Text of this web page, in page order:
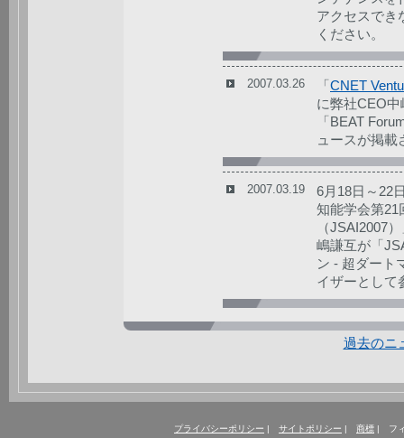
アクセスでき
ください。
2007.03.26 「CNET
に弊社CEO
「BEAT
ュースが掲載
2007.03.19
6月18日～22
知能学会第21
（JSAI2007
嶋謙互が「
ン - 超ダート
イザーとして
過去のニ
プライバシーポリシー | サイトポリシー | 商標 | フ